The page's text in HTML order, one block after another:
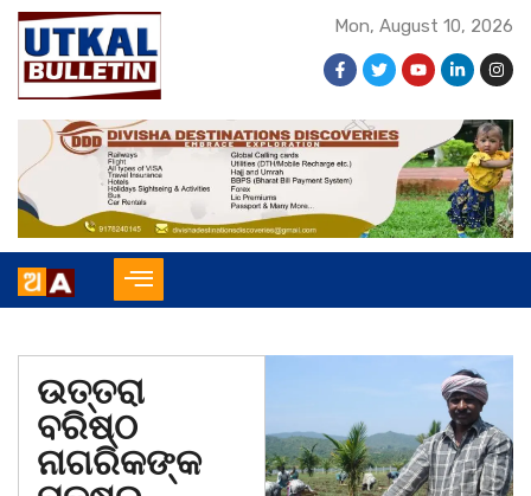
Mon, August 10, 2026
ଉତ୍ତରା
ବରିଷ୍ଠ
ନାଗରିକଙ୍କ